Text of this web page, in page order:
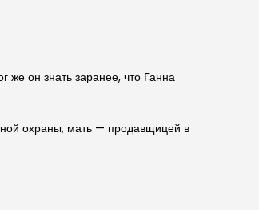
же он знать заранее, что Ганна
охраны, мать — продавщицей в